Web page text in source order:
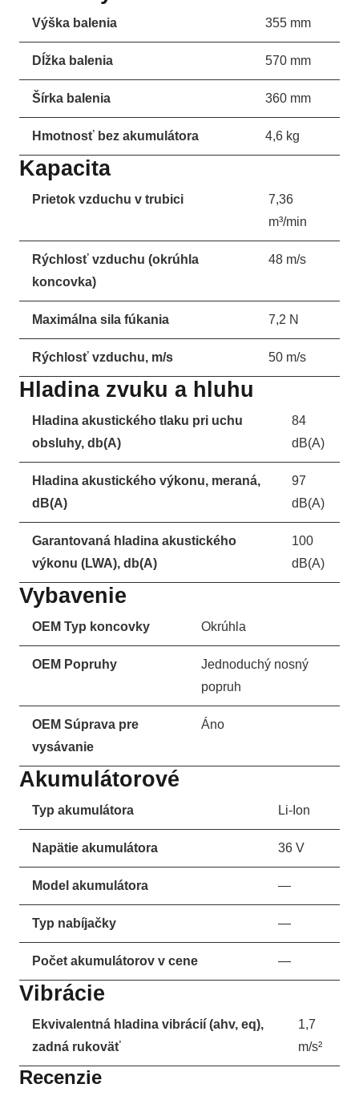
Výška balenia 355 mm
Dĺžka balenia 570 mm
Šírka balenia 360 mm
Hmotnosť bez akumulátora 4,6 kg
Kapacita
Prietok vzduchu v trubici
7,36
m³/min
Rýchlosť vzduchu (okrúhla
koncovka)
48 m/s
Maximálna sila fúkania 7,2 N
Rýchlosť vzduchu, m/s 50 m/s
Hladina zvuku a hluhu
Hladina akustického tlaku pri uchu
obsluhy, db(A)
84
dB(A)
Hladina akustického výkonu, meraná,
dB(A)
97
dB(A)
Garantovaná hladina akustického
výkonu (LWA), db(A)
100
dB(A)
Vybavenie
OEM Typ koncovky Okrúhla
OEM Popruhy
Jednoduchý nosný
popruh
OEM Súprava pre
vysávanie
Áno
Akumulátorové
Typ akumulátora Li-Ion
Napätie akumulátora 36 V
Model akumulátora —
Typ nabíjačky —
Počet akumulátorov v cene —
Vibrácie
Ekvivalentná hladina vibrácií (ahv, eq),
zadná rukoväť
1,7
m/s²
Recenzie